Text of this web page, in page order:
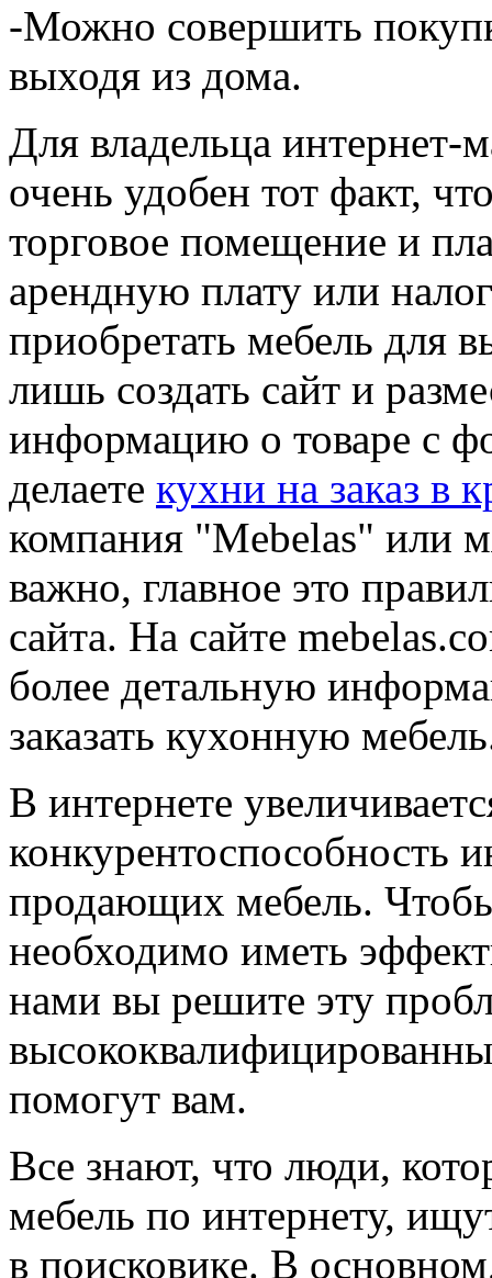
-Можно совершить
выходя из дома.
Для владельца интернет-
очень удобен тот факт,
торговое помещение и
арендную плату или
приобретать мебель для
лишь создать сайт и
информацию о товаре с
делаете кухни на заказ в
компания "Mebelas" или
важно, главное это
сайта. На сайте
более детальную
заказать кухонную
В интернете
конкурентоспособность
продающих мебель.
необходимо иметь
нами вы решите эту
помогут вам.
Все знают, что люди,
мебель по интернету,
в поисковике. В